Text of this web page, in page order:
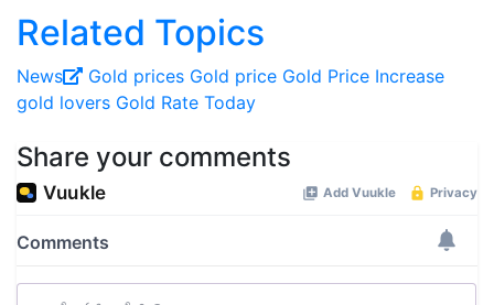
Related Topics
News Gold prices Gold price Gold Price Increase
gold lovers Gold Rate Today
Share your comments